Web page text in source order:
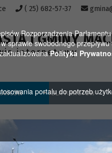
Rozporządzenia
sprawie swobodnego
Polityka
portalu do potrzeb
( 25) 682-57-37
I GMINY
internetowy
DLA TURYSTÓW